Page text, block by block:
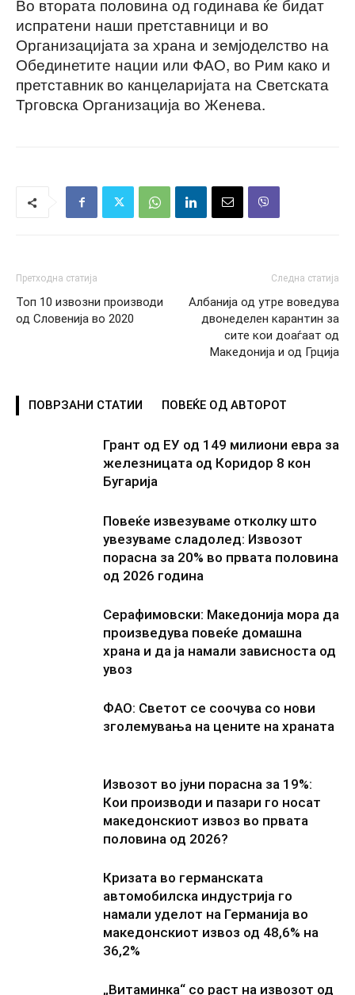
Во втората половина од годинава ќе бидат
испратени наши претставници и во
Организацијата за храна и земјоделство на
Обединетите нации или ФАО, во Рим како и
претставник во канцеларијата на Светската
Трговска Организација во Женева.
Претходна статија
Топ 10 извозни производи
од Словенија во 2020
Следна статија
Албанија од утре воведува
двонеделен карантин за
сите кои доаѓаат од
Македонија и од Грција
ПОВРЗАНИ СТАТИИ ПОВЕЌЕ ОД АВТОРОТ
Грант од ЕУ од 149 милиони евра за
железницата од Коридор 8 кон
Бугарија
Повеќе извезуваме отколку што
увезуваме сладолед: Извозот
порасна за 20% во првата половина
од 2026 година
Серафимовски: Македонија мора да
произведува повеќе домашна
храна и да ја намали зависноста од
увоз
ФАО: Светот се соочува со нови
зголемувања на цените на храната
Извозот во јуни порасна за 19%:
Кои производи и пазари го носат
македонскиот извоз во првата
половина од 2026?
Кризата во германската
автомобилска индустрија го
намали уделот на Германија во
македонскиот извоз од 48,6% на
36,2%
„Витаминка“ со раст на извозот од